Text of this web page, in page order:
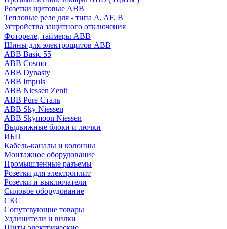
Розетки щитовые ABB
Тепловые реле для - типа A, AF, B
Устройства защитного отключения
Фотореле, таймеры ABB
Шины для электрощитов АВВ
ABB Basic 55
ABB Cosmo
ABB Dynasty
ABB Impuls
ABB Niessen Zenit
ABB Pure Сталь
ABB Sky Niessen
ABB Skymoon Niessen
Выдвижные блоки и лючки
ИБП
Кабель-каналы и колонны
Монтажное оборудование
Промышленные разъемы
Розетки для электроплит
Розетки и выключатели
Силовое оборудование
СКС
Сопутсвующие товары
Удлинители и вилки